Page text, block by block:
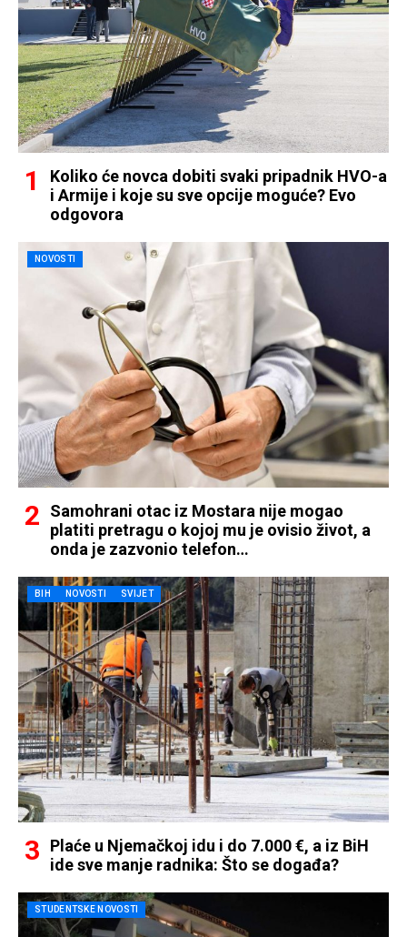
Koliko će novca dobiti svaki pripadnik HVO-a
i Armije i koje su sve opcije moguće? Evo
odgovora
NOVOSTI
Samohrani otac iz Mostara nije mogao
platiti pretragu o kojoj mu je ovisio život, a
onda je zazvonio telefon…
BIH NOVOSTI SVIJET
Plaće u Njemačkoj idu i do 7.000 €, a iz BiH
ide sve manje radnika: Što se događa?
STUDENTSKE NOVOSTI